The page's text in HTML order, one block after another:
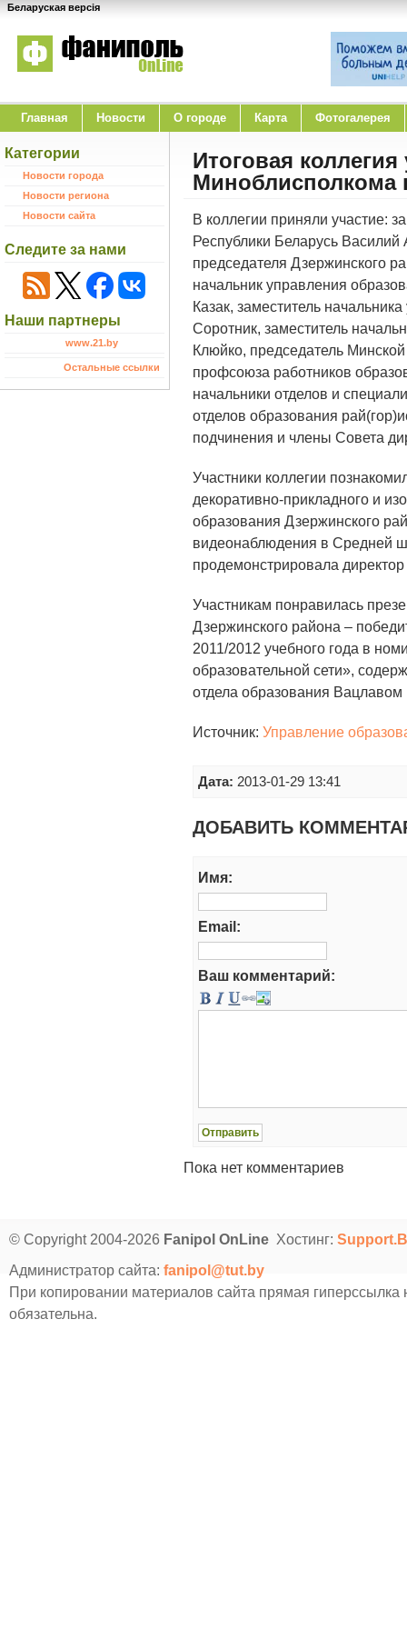
Беларуская версія
Главная Новости O городе Карта Фотогалерея
Категории
Новости города
Новости региона
Новости сайта
Следите за нами
Наши партнеры
www.21.by
Остальные ссылки
Итоговая
Миноблисполкома
В коллегии приняли участие:
Республики Беларусь Василий
председателя Дзержинского
начальник управления
Казак, заместитель
Соротник, заместитель
Клюйко, председатель
профсоюза работников
начальники отделов и
отделов образования
подчинения и члены Совета
Участники коллегии
декоративно-прикладного и
образования Дзержинского
видеонаблюдения в Средней
продемонстрировала
Участникам понравилась
Дзержинского района –
2011/2012 учебного года в
образовательной сети»,
отдела образования
Источник:Управление
Дата: 2013-01-29 13:41
ДОБАВИТЬ
Имя:
Email:
Ваш комментарий:
Пока нет комментариев
© Copyright 2004-2026 Fanipol OnLine Хостинг:
Администратор сайта: fanipol@tut.by
При копировании материалов сайта прямая гиперссылка
обязательна.